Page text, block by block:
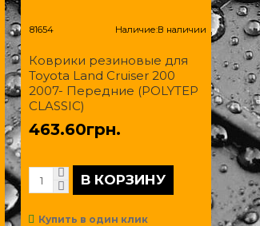
81654 Наличие:В наличии
Коврики резиновые для
Toyota Land Cruiser 200
2007- Передние (POLYTEP
CLASSIC)
463.60грн.
В КОРЗИНУ
Купить в один клик